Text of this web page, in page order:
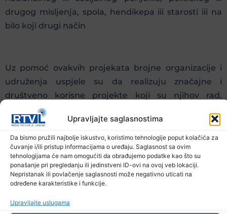
Upravljajte saglasnostima
Da bismo pružili najbolje iskustvo, koristimo tehnologije poput kolačića za
čuvanje i/ili pristup informacijama o uređaju. Saglasnost sa ovim
tehnologijama će nam omogućiti da obrađujemo podatke kao što su
ponašanje pri pregledanju ili jedinstveni ID-ovi na ovoj veb lokaciji.
Nepristanak ili povlačenje saglasnosti može negativno uticati na
određene karakteristike i funkcije.
Upravljajte uslugama
drugog misljenja, spola, hendikepa iii starosti iii na
bilo koji drugi način
Uz pomoć ovakvih projekata brojne organizacije i
udruženja uspjele su da realizuju značajne i
društveno korisne projekte koji su njihov rad,
sredinu, društvo učinili boljim i unaprijedili
kulturološke, materijalne i društvene aspekte
njihove svakodnevnice.
Svim zainteresovanim Javni poziv dostupan je na
web stranici općine kao i na oglasnoj ploči Šalter
sale.
Prijave na javni poziv sa potrebnom